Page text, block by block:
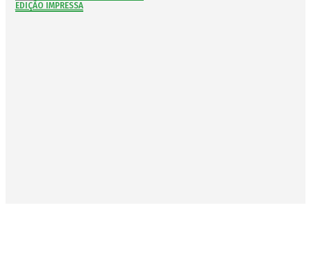
EDIÇÃO IMPRESSA